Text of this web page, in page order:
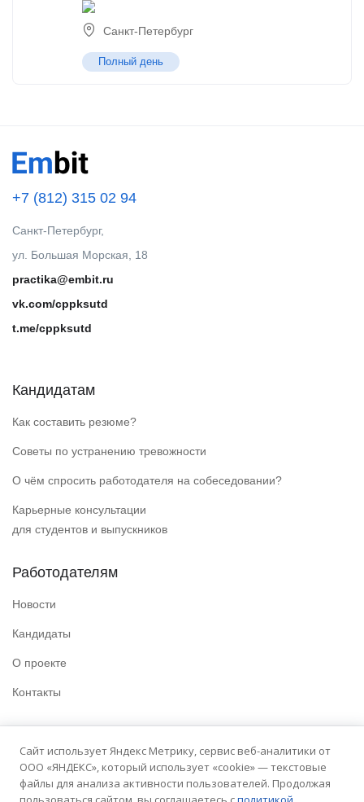
Санкт-Петербург
Полный день
+7 (812) 315 02 94
Санкт-Петербург,
ул. Большая Морская, 18
practika@embit.ru
vk.com/cppksutd
t.me/cppksutd
Кандидатам
Как составить резюме?
Советы по устранению тревожности
О чём спросить работодателя на собеседовании?
Карьерные консультации
для студентов и выпускников
Работодателям
Новости
Кандидаты
О проекте
Контакты
Политика конфиденциальности
Условия использования
Сайт использует Яндекс Метрику, сервис веб-аналитики от
ООО «ЯНДЕКС», который использует «cookie» — текстовые
файлы для анализа активности пользователей. Продолжая